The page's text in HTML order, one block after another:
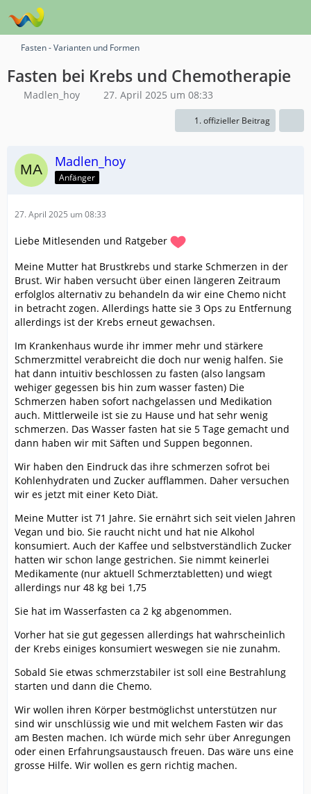
Fasten - Varianten und Formen
Fasten bei Krebs und Chemotherapie
Madlen_hoy 27. April 2025 um 08:33
1. offizieller Beitrag
Madlen_hoy
Anfänger
27. April 2025 um 08:33
Liebe Mitlesenden und Ratgeber
Meine Mutter hat Brustkrebs und starke Schmerzen in der
Brust. Wir haben versucht über einen längeren Zeitraum
erfolglos alternativ zu behandeln da wir eine Chemo nicht
in betracht zogen. Allerdings hatte sie 3 Ops zu Entfernung
allerdings ist der Krebs erneut gewachsen.
Im Krankenhaus wurde ihr immer mehr und stärkere
Schmerzmittel verabreicht die doch nur wenig halfen. Sie
hat dann intuitiv beschlossen zu fasten (also langsam
wehiger gegessen bis hin zum wasser fasten) Die
Schmerzen haben sofort nachgelassen und Medikation
auch. Mittlerweile ist sie zu Hause und hat sehr wenig
schmerzen. Das Wasser fasten hat sie 5 Tage gemacht und
dann haben wir mit Säften und Suppen begonnen.
Wir haben den Eindruck das ihre schmerzen sofrot bei
Kohlenhydraten und Zucker aufflammen. Daher versuchen
wir es jetzt mit einer Keto Diät.
Meine Mutter ist 71 Jahre. Sie ernährt sich seit vielen Jahren
Vegan und bio. Sie raucht nicht und hat nie Alkohol
konsumiert. Auch der Kaffee und selbstverständlich Zucker
hatten wir schon lange gestrichen. Sie nimmt keinerlei
Medikamente (nur aktuell Schmerztabletten) und wiegt
allerdings nur 48 kg bei 1,75
Sie hat im Wasserfasten ca 2 kg abgenommen.
Vorher hat sie gut gegessen allerdings hat wahrscheinlich
der Krebs einiges konsumiert weswegen sie nie zunahm.
Sobald Sie etwas schmerzstabiler ist soll eine Bestrahlung
starten und dann die Chemo.
Wir wollen ihren Körper bestmöglichst unterstützen nur
sind wir unschlüssig wie und mit welchem Fasten wir das
am Besten machen. Ich würde mich sehr über Anregungen
oder einen Erfahrungsaustausch freuen. Das wäre uns eine
grosse Hilfe. Wir wollen es gern richtig machen.